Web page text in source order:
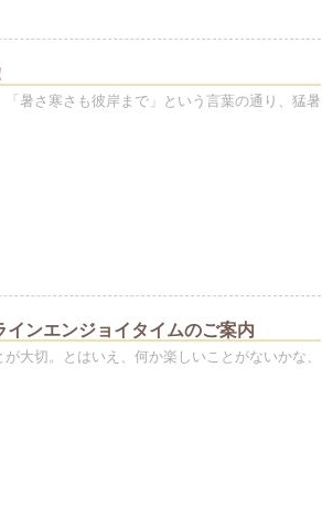
暑さ寒さも彼岸まで」という言葉の通り、猛暑
インエンジョイタイムのご案内
大切。とはいえ、何か楽しいことがないかな、